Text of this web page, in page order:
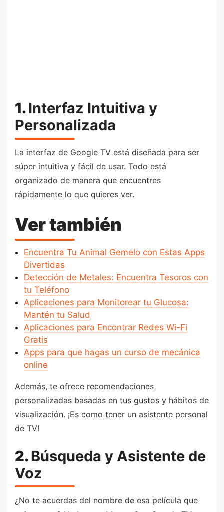
1.Interfaz Intuitiva y
Personalizada
La interfaz de Google TV está diseñada para ser
súper intuitiva y fácil de usar. Todo está
organizado de manera que encuentres
rápidamente lo que quieres ver.
Ver también
Encuentra Tu Animal Gemelo con Estas Apps
Divertidas
Detección de Metales: Encuentra Tesoros con
tu Teléfono
Aplicaciones para Monitorear tu Glucosa:
Mantén tu Salud
Aplicaciones para Encontrar Redes Wi-Fi
Gratis
Apps para que hagas un curso de mecánica
online
Además, te ofrece recomendaciones
personalizadas basadas en tus gustos y hábitos de
visualización. ¡Es como tener un asistente personal
de TV!
2.Búsqueda y Asistente de
Voz
¿No te acuerdas del nombre de esa película que